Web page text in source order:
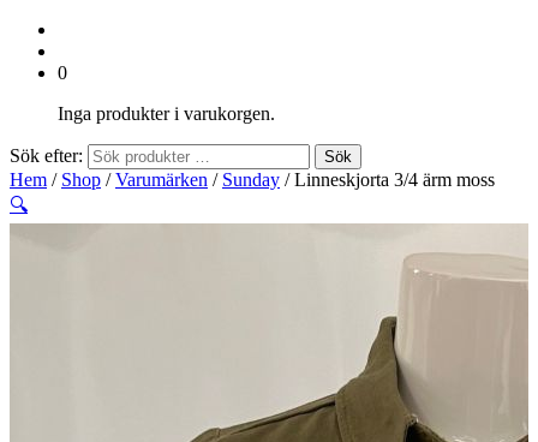
0
Inga produkter i varukorgen.
Sök efter: Sök
Hem / Shop /Varumärken / Sunday / Linneskjorta 3/4 ärm moss
🔍